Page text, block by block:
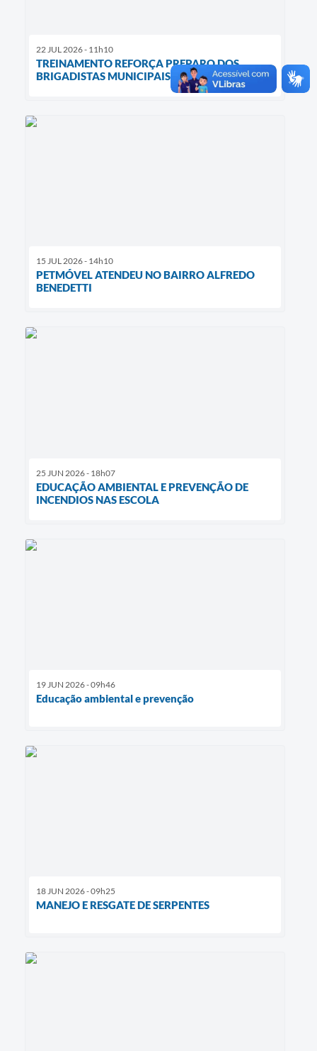
22 JUL 2026 - 11h10
TREINAMENTO REFORÇA PREPARO DOS
BRIGADISTAS MUNICIPAIS
15 JUL 2026 - 14h10
PETMÓVEL ATENDEU NO BAIRRO ALFREDO
BENEDETTI
25 JUN 2026 - 18h07
EDUCAÇÃO AMBIENTAL E PREVENÇÃO DE
INCENDIOS NAS ESCOLA
19 JUN 2026 - 09h46
Educação ambiental e prevenção
18 JUN 2026 - 09h25
MANEJO E RESGATE DE SERPENTES